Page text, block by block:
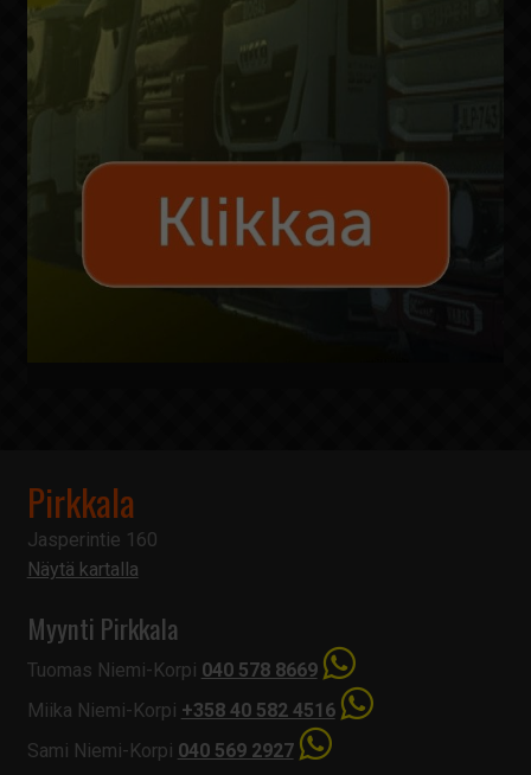
Pirkkala
Jasperintie 160
Näytä kartalla
Myynti Pirkkala
Tuomas Niemi-Korpi 040 578 8669
Miika Niemi-Korpi +358 40 582 4516
Sami Niemi-Korpi 040 569 2927